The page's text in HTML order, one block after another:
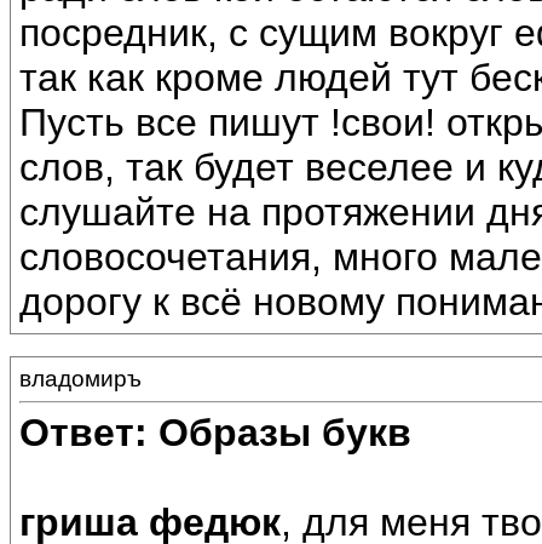
посредник, с сущим
так как кроме людей тут
Пусть все пишут !свои!
слов, так будет веселее и
слушайте на протяжении
словосочетания, много
дорогу к всё новому
владомиръ
Ответ: Образы букв
гриша федюк, для меня